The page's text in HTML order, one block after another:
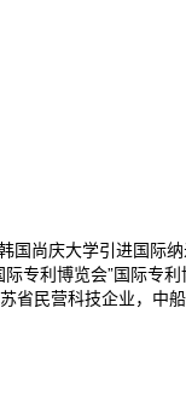
尚庆大学引进国际
专利博览会”国际专
省民营科技企业，中